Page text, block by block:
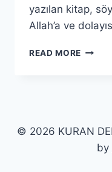
yazılan kitap,
Allah’a ve
READ MORE AHİRET
© 2026 KURAN
by